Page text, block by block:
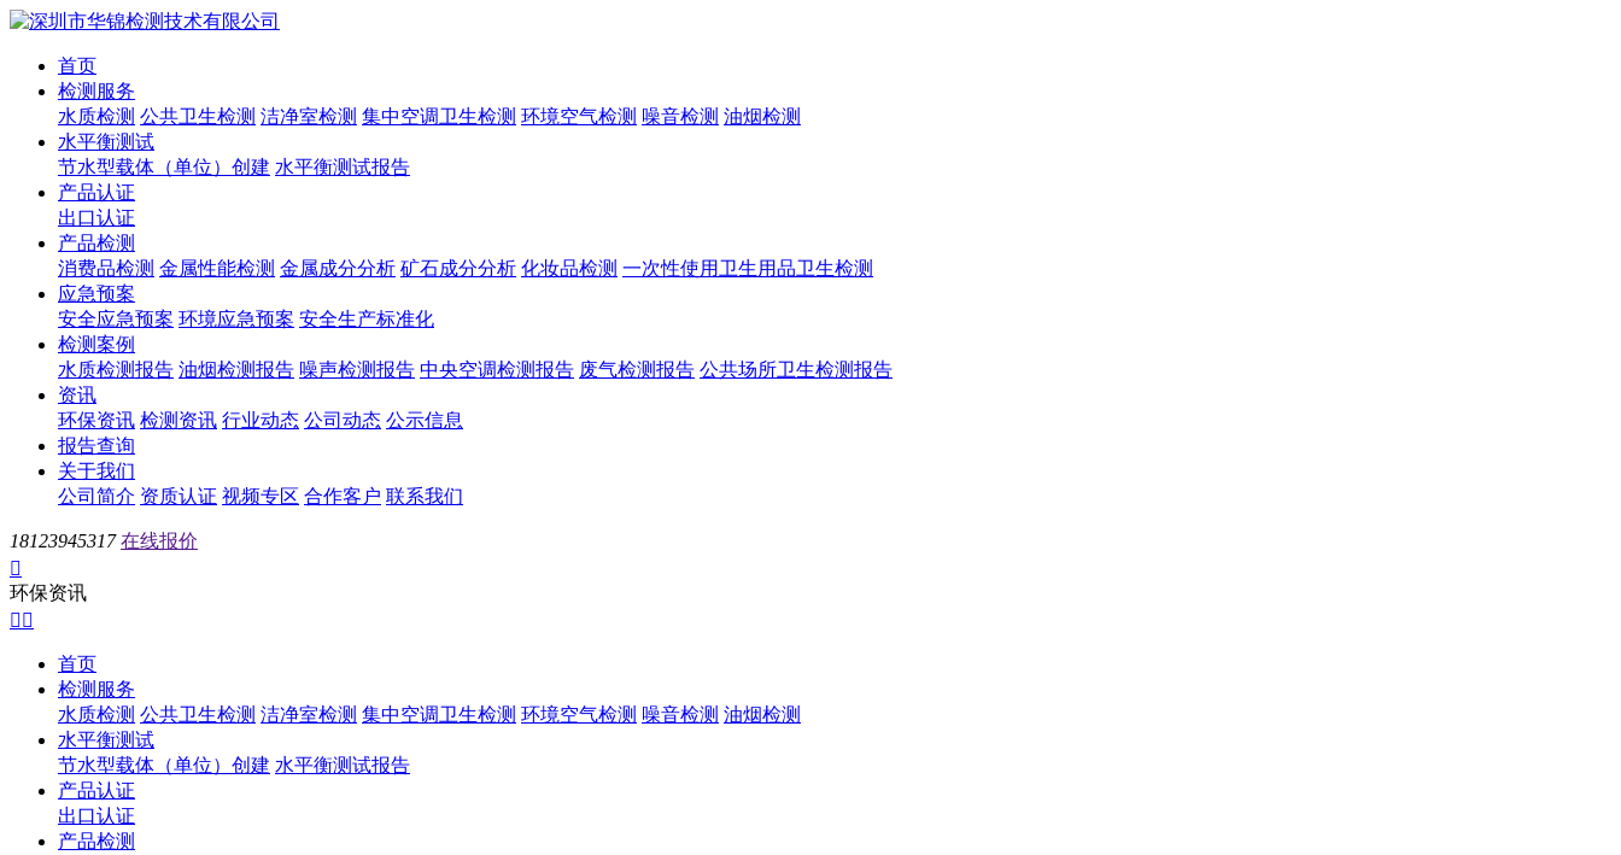
首页
检测服务
水质检测 公共卫生检测 洁净室检测 集中空调卫生检测 环境空气检测 噪音检测 油烟检测
水平衡测试
节水型载体（单位）创建 水平衡测试报告
产品认证
出口认证
产品检测
消费品检测 金属性能检测 金属成分分析 矿石成分分析 化妆品检测 一次性使用卫生用品卫生检测
应急预案
安全应急预案 环境应急预案 安全生产标准化
检测案例
水质检测报告 油烟检测报告 噪声检测报告 中央空调检测报告 废气检测报告 公共场所卫生检测报告
资讯
环保资讯 检测资讯 行业动态 公司动态 公示信息
报告查询
关于我们
公司简介 资质认证 视频专区 合作客户 联系我们
18123945317 在线报价

环保资讯
 
首页
检测服务
水质检测 公共卫生检测 洁净室检测 集中空调卫生检测 环境空气检测 噪音检测 油烟检测
水平衡测试
节水型载体（单位）创建 水平衡测试报告
产品认证
出口认证
产品检测